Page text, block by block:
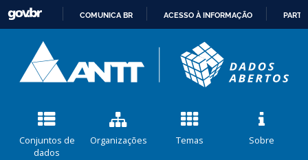
CONTEÚDO
COMUNICA BR ACESSO À INFORMAÇÃO
Conjuntos de
dados
Organizações Temas Sobre